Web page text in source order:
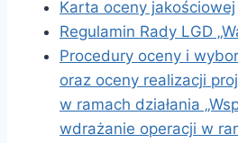
Karta oceny jakościowej
Regulamin Rady LGD
Procedury oceny i
oraz oceny realizacji
w ramach działania
wdrażanie operacji w